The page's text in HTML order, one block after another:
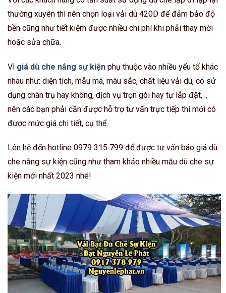
thường xuyên thì nên chọn loại vải dù 420D để đảm bảo độ
bền cũng như tiết kiệm được nhiều chi phí khi phải thay mới
hoặc sửa chữa.
Vì giá dù che nắng sự kiện phụ thuộc vào nhiều yếu tố khác
nhau như: diện tích, mẫu mã, màu sắc, chất liệu vải dù, có sử
dụng chân trụ hay không, dịch vụ trọn gói hay tự lắp đặt,…
nên các bạn phải cần được hỗ trợ tư vấn trực tiếp thì mới có
được mức giá chi tiết, cụ thể.
Lên hệ đến hotline 0979 315 799 để được tư vấn báo giá dù
che nắng sự kiện cũng như tham khảo nhiều mẫu dù che sự
kiện mới nhất 2023 nhé!